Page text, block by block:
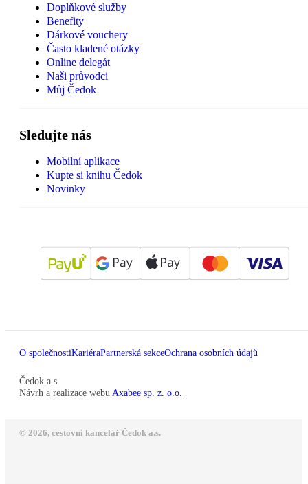
Doplňkové služby
Benefity
Dárkové vouchery
Často kladené otázky
Online delegát
Naši průvodci
Můj Čedok
Sledujte nás
Mobilní aplikace
Kupte si knihu Čedok
Novinky
O společnostiKariéraPartnerská sekceOchrana osobních údajů
Čedok a.s
Návrh a realizace webu Axabee sp. z. o.o.
© 2026, cestovní kancelář Čedok a.s.